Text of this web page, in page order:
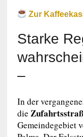
Zur
Starke
–
In der
die
Gemeindegebiet